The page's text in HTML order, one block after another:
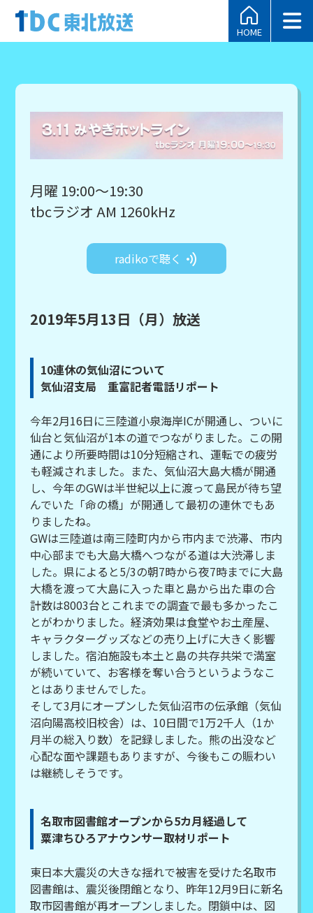
HOME
月曜 19:00～19:30
tbcラジオ AM 1260kHz
radikoで聴く
2019年5月13日（月）放送
10連休の気仙沼について
気仙沼支局 重富記者電話リポート
今年2月16日に三陸道小泉海岸ICが開通し、ついに
仙台と気仙沼が1本の道でつながりました。この開
通により所要時間は10分短縮され、運転での疲労
も軽減されました。また、気仙沼大島大橋が開通
し、今年のGWは半世紀以上に渡って島民が待ち望
んでいた「命の橋」が開通して最初の連休でもあ
りましたね。
GWは三陸道は南三陸町内から市内まで渋滞、市内
中心部までも大島大橋へつながる道は大渋滞しま
した。県によると5/3の朝7時から夜7時までに大島
大橋を渡って大島に入った車と島から出た車の合
計数は8003台とこれまでの調査で最も多かったこ
とがわかりました。経済効果は食堂やお土産屋、
キャラクターグッズなどの売り上げに大きく影響
しました。宿泊施設も本土と島の共存共栄で満室
が続いていて、お客様を奪い合うというようなこ
とはありませんでした。
そして3月にオープンした気仙沼市の伝承館（気仙
沼向陽高校旧校舎）は、10日間で1万2千人（1か
月半の総入り数）を記録しました。熊の出没など
心配な面や課題もありますが、今後もこの賑わい
は継続しそうです。
名取市図書館オープンから5カ月経過して
粟津ちひろアナウンサー取材リポート
東日本大震災の大きな揺れで被害を受けた名取市
図書館は、震災後閉館となり、昨年12月9日に新名
取市図書館が再オープンしました。閉鎖中は、図